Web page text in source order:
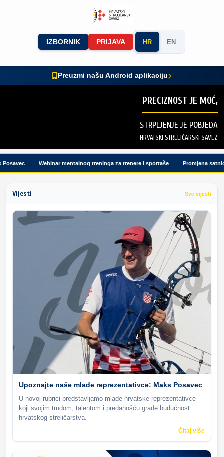
IZBORNIK PRIJAVA HR EN
Preuzmi našu Android aplikaciju
PRECIZNOST JE MOĆ,
STRPLJENJE JE POBJEDA
HRVATSKI STRELIČARSKI SAVEZ
Webinar mentalnog treninga za trenere i sportaše Promjena
Vijesti Sve vijesti
Upoznajte naše mlade reprezentativce: Maks Posavec
U novoj rubrici predstavljamo mlade hrvatske reprezentativce
koji svojim trudom, talentom i predanošću grade budućnost
hrvatskog streličarstva.
Čitaj više